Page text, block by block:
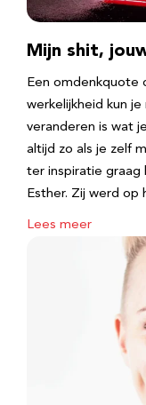
Mijn shit,
Een omdenkquote
werkelijkheid kun
veranderen is wat
altijd zo als je zelf
ter inspiratie graag
Esther. Zij werd
Lees meer